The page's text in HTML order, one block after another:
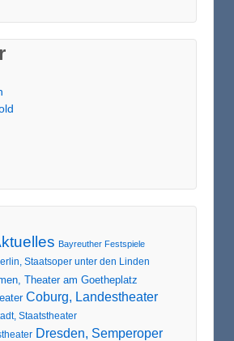
Bayreuther Festspiele
Staatsoper unter den Linden
Theater am Goetheplatz
Coburg, Landestheater
Staatstheater
Dresden, Semperoper